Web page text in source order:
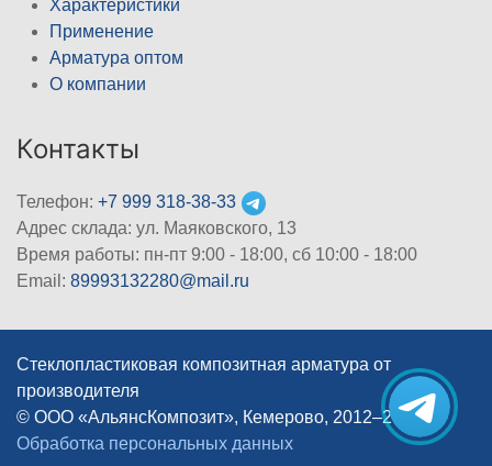
Характеристики
Применение
Арматура оптом
О компании
Контакты
Телефон: +7 999 318-38-33
Адрес склада: ул. Маяковского, 13
Время работы: пн-пт 9:00 - 18:00, сб 10:00 - 18:00
Email: 89993132280@mail.ru
Стеклопластиковая композитная арматура от
производителя
© ООО «АльянсКомпозит», Кемерово, 2012–2026 |
Обработка персональных данных